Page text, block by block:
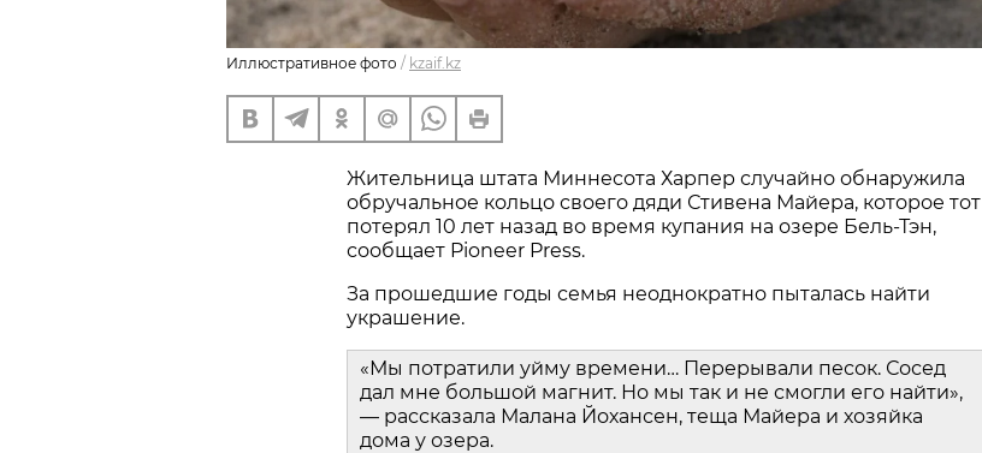
Иллюстративное фото / kzaif.kz
Жительница штата Миннесота Харпер случайно обнаружила
обручальное кольцо своего дяди Стивена Майера, которое тот
потерял 10 лет назад во время купания на озере Бель-Тэн,
сообщает Pioneer Press.
За прошедшие годы семья неоднократно пыталась найти
украшение.
«Мы потратили уйму времени… Перерывали песок. Сосед
дал мне большой магнит. Но мы так и не смогли его найти»,
— рассказала Малана Йохансен, теща Майера и хозяйка
дома у озера.